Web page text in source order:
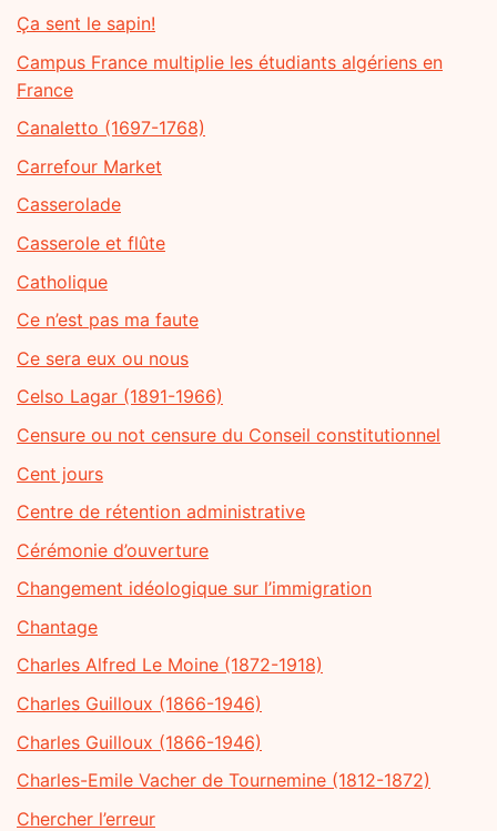
Ça sent le sapin!
Campus France multiplie les étudiants algériens en
France
Canaletto (1697-1768)
Carrefour Market
Casserolade
Casserole et flûte
Catholique
Ce n’est pas ma faute
Ce sera eux ou nous
Celso Lagar (1891-1966)
Censure ou not censure du Conseil constitutionnel
Cent jours
Centre de rétention administrative
Cérémonie d’ouverture
Changement idéologique sur l’immigration
Chantage
Charles Alfred Le Moine (1872-1918)
Charles Guilloux (1866-1946)
Charles Guilloux (1866-1946)
Charles-Emile Vacher de Tournemine (1812-1872)
Chercher l’erreur